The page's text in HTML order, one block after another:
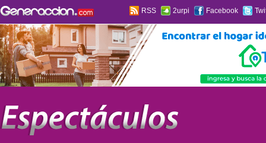
RSS 2urpi Facebook